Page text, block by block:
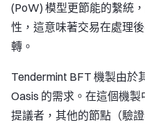
(PoW) 模型更節能的繫統
性，這意味著交易在處理
轉。
Tendermint BFT 機製由於
Oasis 的需求。在這個機
提議者，其他的節點（驗